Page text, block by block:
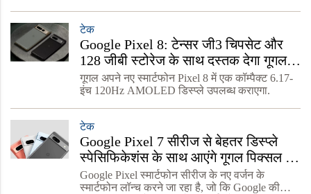
टेक
Google Pixel 8: टेन्सर जी3 चिपसेट और
128 जीबी स्टोरेज के साथ दस्तक देगा गूगल
का नया स्मार्टफोन, जानें क्या होगा खास
गूगल अपने नए स्मार्टफोन Pixel 8 में एक कॉम्पैक्ट 6.17-
इंच 120Hz AMOLED डिस्प्ले उपलब्ध कराएगा.
टेक
Google Pixel 7 सीरीज से बेहतर डिस्प्ले
स्पेसिफिकेशंस के साथ आएंगे गूगल पिक्सल 8
और 8 Pro, जानिए डिटेल्स
Google Pixel स्मार्टफोन सीरीज के नए वर्जन के
स्मार्टफोन लॉन्च करने जा रहा है, जो कि Google की